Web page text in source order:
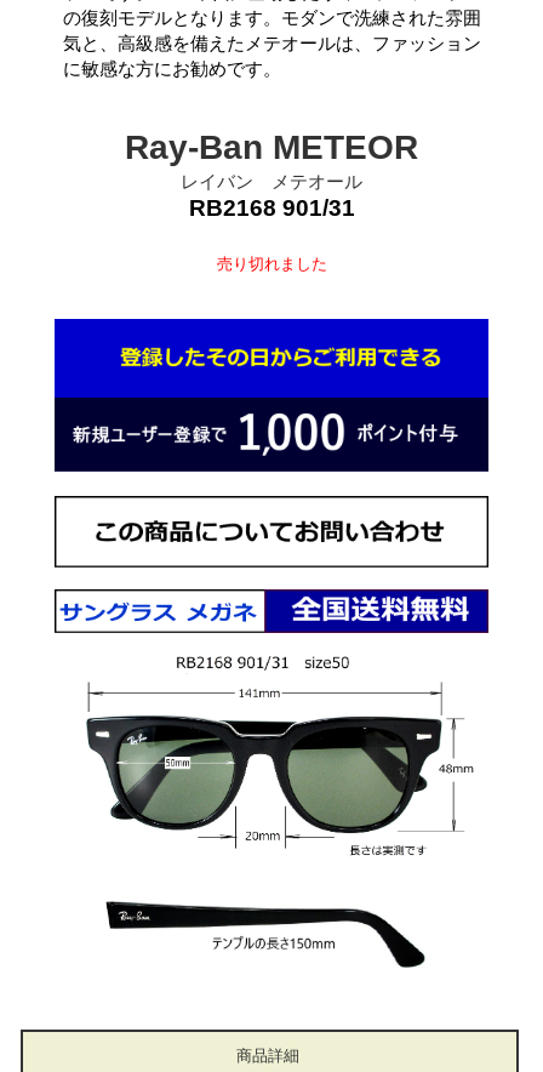
の復刻モデルとなります。モダンで洗練された雰囲
気と、高級感を備えたメテオールは、ファッション
に敏感な方にお勧めです。
Ray-Ban METEOR
レイバン メテオール
RB2168 901/31
売り切れました
商品詳細